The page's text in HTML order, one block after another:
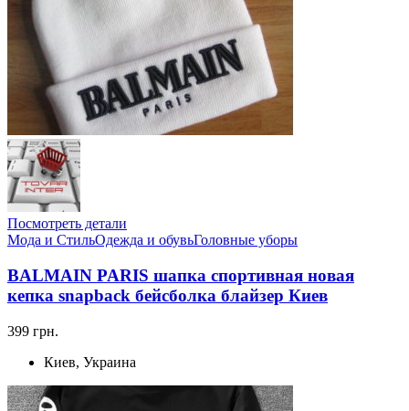
Посмотреть детали
Мода и СтильОдежда и обувьГоловные уборы
BALMAIN PARIS шапка спортивная новая
кепка snapback бейсболка блайзер Киев
399 грн.
Киев, Украина